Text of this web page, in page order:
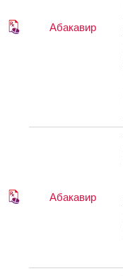
Абакавир
Абакавир